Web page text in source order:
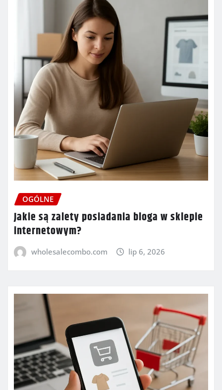
OGÓLNE
Jakie są zalety posiadania bloga w sklepie
internetowym?
wholesalecombo.com lip 6, 2026